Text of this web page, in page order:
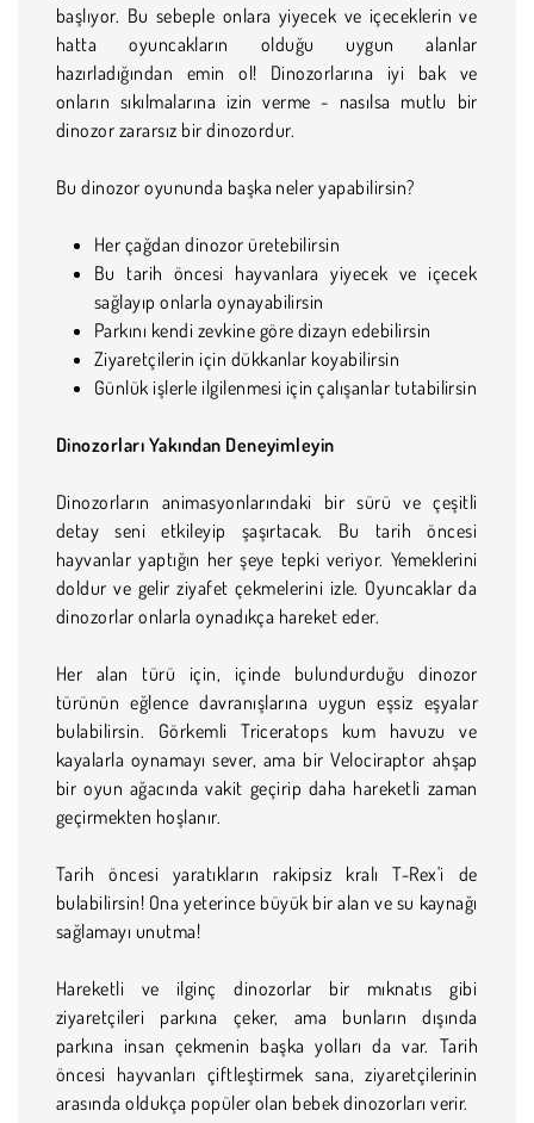
başlıyor. Bu sebeple onlara yiyecek ve içeceklerin ve
hatta oyuncakların olduğu uygun alanlar
hazırladığından emin ol! Dinozorlarına iyi bak ve
onların sıkılmalarına izin verme - nasılsa mutlu bir
dinozor zararsız bir dinozordur.
Bu dinozor oyununda başka neler yapabilirsin?
Her çağdan dinozor üretebilirsin
Bu tarih öncesi hayvanlara yiyecek ve içecek
sağlayıp onlarla oynayabilirsin
Parkını kendi zevkine göre dizayn edebilirsin
Ziyaretçilerin için dükkanlar koyabilirsin
Günlük işlerle ilgilenmesi için çalışanlar tutabilirsin
Dinozorları Yakından Deneyimleyin
Dinozorların animasyonlarındaki bir sürü ve çeşitli
detay seni etkileyip şaşırtacak. Bu tarih öncesi
hayvanlar yaptığın her şeye tepki veriyor. Yemeklerini
doldur ve gelir ziyafet çekmelerini izle. Oyuncaklar da
dinozorlar onlarla oynadıkça hareket eder.
Her alan türü için, içinde bulundurduğu dinozor
türünün eğlence davranışlarına uygun eşsiz eşyalar
bulabilirsin. Görkemli Triceratops kum havuzu ve
kayalarla oynamayı sever, ama bir Velociraptor ahşap
bir oyun ağacında vakit geçirip daha hareketli zaman
geçirmekten hoşlanır.
Tarih öncesi yaratıkların rakipsiz kralı T-Rex'i de
bulabilirsin! Ona yeterince büyük bir alan ve su kaynağı
sağlamayı unutma!
Hareketli ve ilginç dinozorlar bir mıknatıs gibi
ziyaretçileri parkına çeker, ama bunların dışında
parkına insan çekmenin başka yolları da var. Tarih
öncesi hayvanları çiftleştirmek sana, ziyaretçilerinin
arasında oldukça popüler olan bebek dinozorları verir.